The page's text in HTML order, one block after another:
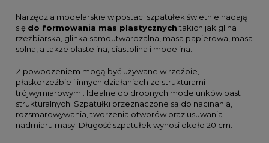
Narzędzia modelarskie w postaci szpatułek świetnie nadają
się do formowania mas plastycznych takich jak glina
rzeźbiarska, glinka samoutwardzalna, masa papierowa, masa
solna, a także plastelina, ciastolina i modelina.
Z powodzeniem mogą być używane w rzeźbie,
płaskorzeźbie i innych działaniach ze strukturami
trójwymiarowymi. Idealne do drobnych modelunków past
strukturalnych. Szpatułki przeznaczone są do nacinania,
rozsmarowywania, tworzenia otworów oraz usuwania
nadmiaru masy. Długość szpatułek wynosi około 20 cm.